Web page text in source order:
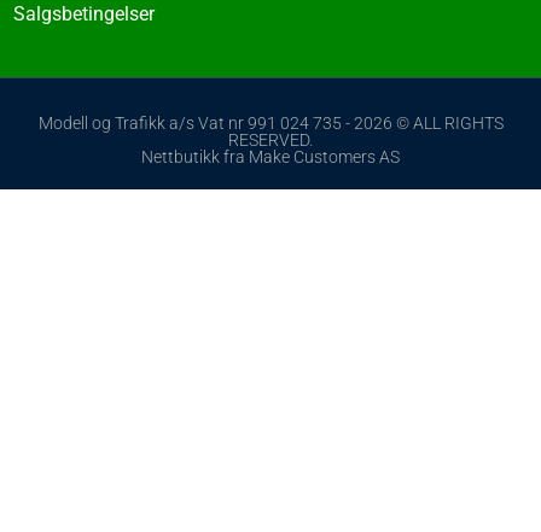
Salgsbetingelser
Modell og Trafikk a/s Vat nr 991 024 735 - 2026 © ALL RIGHTS
RESERVED.
Nettbutikk fra Make Customers AS